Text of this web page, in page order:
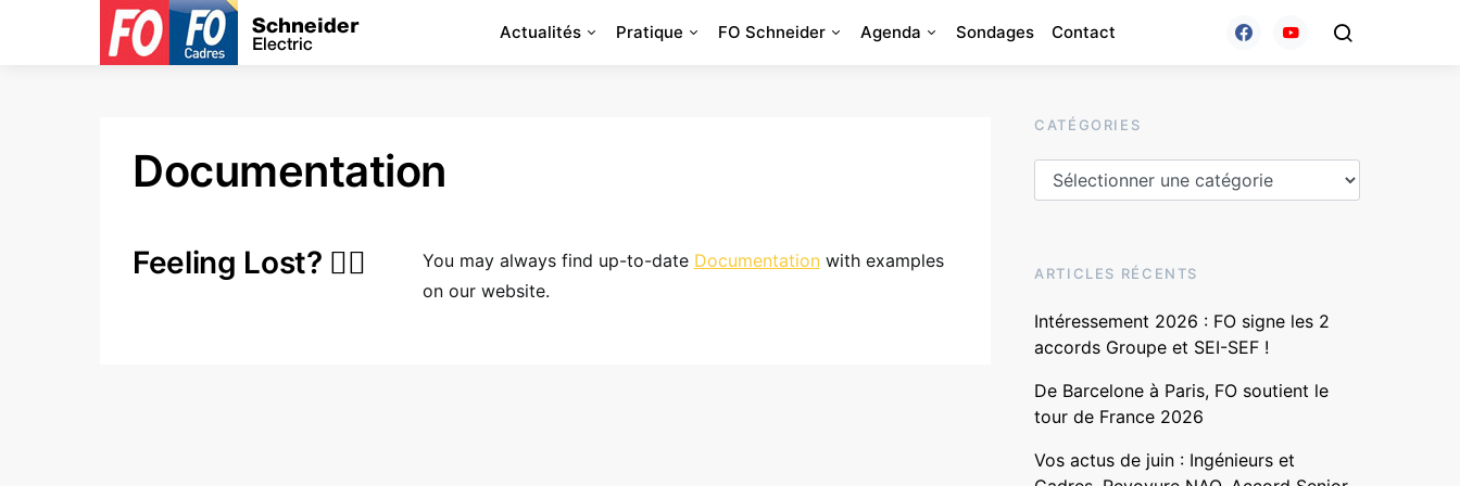
Actualités Pratique FO Schneider Agenda Sondages Contact
Documentation
Feeling Lost? 🤷‍♀️ You may always find up-to-date Documentationwith examples
on our website.
CATÉGORIES
ARTICLES RÉCENTS
Intéressement 2026 : FO signe les 2
accords Groupe et SEI-SEF !
De Barcelone à Paris, FO soutient le
tour de France 2026
Vos actus de juin : Ingénieurs et